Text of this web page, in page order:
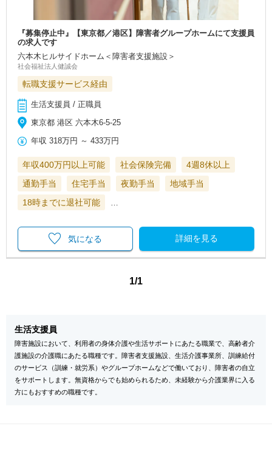
『募集停止中』【東京都／港区】障害者グループホームにて支援員
の求人です
六本木ヒルサイドホーム＜障害者支援施設＞
社会福祉法人健誠会
転職支援サービス経由
生活支援員 / 正職員
東京都 港区 六本木6-5-25
年収 318万円 ～433万円
年収400万円以上可能 社会保険完備
4週8休以上
通勤手当
住宅手当 夜勤手当
地域手当
18時までに退社可能
詳細を見る
気になる
1/1
生活支援員
障害施設において、利用者の身体介護や生活サポートにあたる職業で、高齢者介
護施設の介護職にあたる職種です。障害者支援施設、生活介護事業所、訓練給付
のサービス（訓練・就労系）やグループホームなどで働いており、障害者の自立
をサポートします。無資格からでも始められるため、未経験から介護業界に入る
方にもおすすめの職種です。